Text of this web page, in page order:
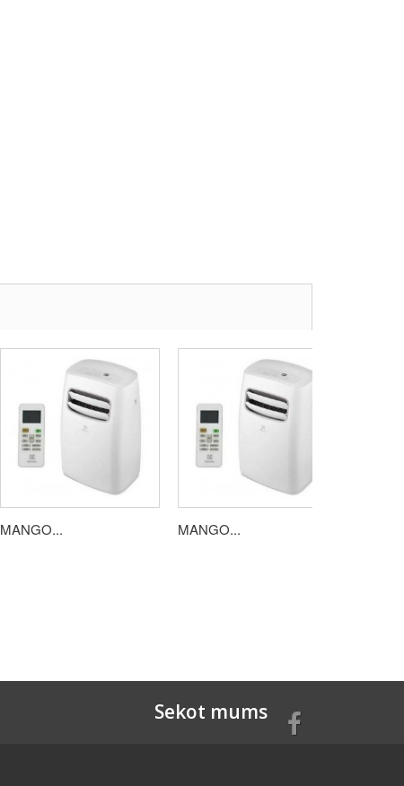
MANGO... MANGO...
Sekot mums